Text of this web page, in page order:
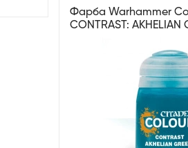
Фарба Warhammer
CONTRAST: AKHELIAN